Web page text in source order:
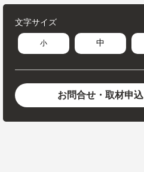
文字サイズ
小 中
お問合せ・取材申込